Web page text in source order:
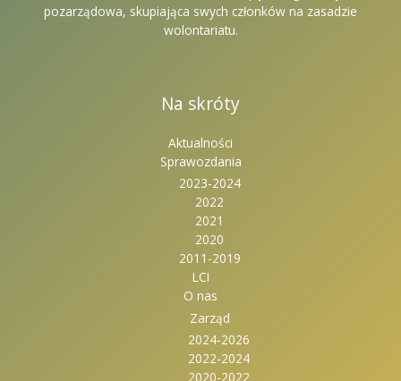
pozarządowa, skupiająca swych członków na zasadzie
wolontariatu.
Na skróty
Aktualności
Sprawozdania
2023-2024
2022
2021
2020
2011-2019
LCI
O nas
Zarząd
2024-2026
2022-2024
2020-2022